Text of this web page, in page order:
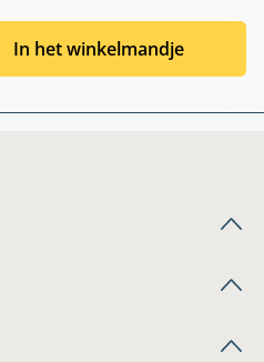
In het winkelmandje